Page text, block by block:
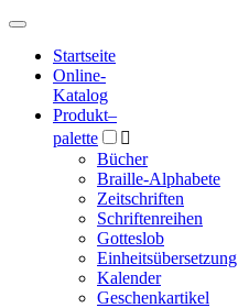
Hauptmenü
Hauptmenü
Startseite
Online-
Katalog
Produkt–
palette

Bücher
Braille-Alphabete
Zeitschriften
Schriftenreihen
Gotteslob
Einheitsübersetzung
Kalender
Geschenkartikel